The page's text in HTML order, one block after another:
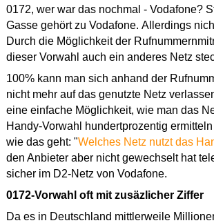
0172, wer war das nochmal - Vodafone?
Gasse gehört zu Vodafone. Allerdings
Durch die Möglichkeit der
dieser Vorwahl auch ein anderes Netz
100% kann man sich anhand der
nicht mehr auf das genutzte Netz
eine einfache Möglichkeit, wie man das
Handy-Vorwahl hundertprozentig
wie das geht: "Welches Netz nutzt das
den Anbieter aber nicht gewechselt hat
sicher im D2-Netz von Vodafone.
0172-Vorwahl oft mit zusäzlicher Ziffer
Da es in Deutschland mittlerweile